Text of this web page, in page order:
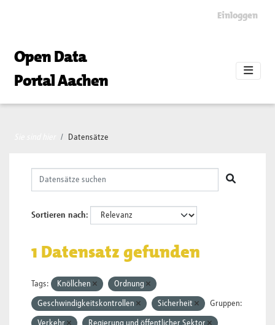
Einloggen
Open Data
Portal Aachen
Datensätze
Sortieren nach
1 Datensatz gefunden
Tags: Knöllchen Ordnung
Geschwindigkeitskontrollen Sicherheit Gruppen:
Verkehr Regierung und öffentlicher Sektor